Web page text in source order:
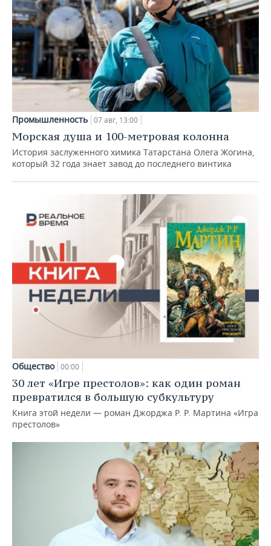
Промышленность 07 авг, 13:00
Морская душа и 100-метровая колонна
История заслуженного химика Татарстана Олега Жогина,
который 32 года знает завод до последнего винтика
Общество 00:00
30 лет «Игре престолов»: как один роман
превратился в большую субкультуру
Книга этой недели — роман Джорджа Р. Р. Мартина «Игра
престолов»